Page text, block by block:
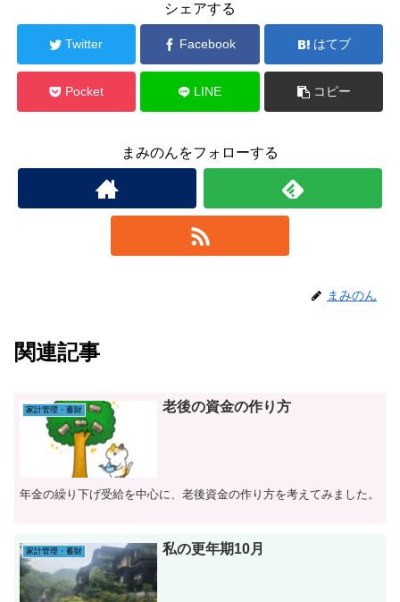
シェアする
Twitter Facebook はてブ
Pocket LINE コピー
まみのんをフォローする
まみのん
関連記事
家計管理・蓄財 老後の資金の作り方
年金の繰り下げ受給を中心に、老後資金の作り方を考えてみました。
家計管理・蓄財 私の更年期10月